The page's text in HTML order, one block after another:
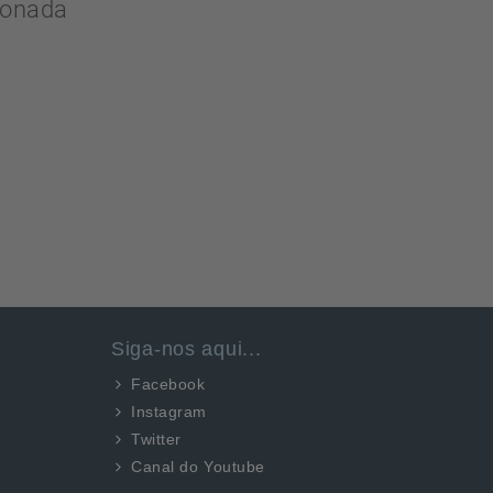
Siga-nos aqui...
Facebook
Instagram
Twitter
Canal do Youtube